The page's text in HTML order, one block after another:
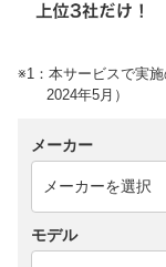
※1：本サービスで実
2024年5月）
メーカー
モデル